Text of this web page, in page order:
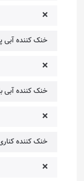
❌
خنک کننده آبی
❌
خنک کننده آبی
❌
خنک کننده
❌